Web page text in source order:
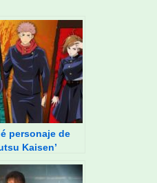
personaje de
Kaisen’